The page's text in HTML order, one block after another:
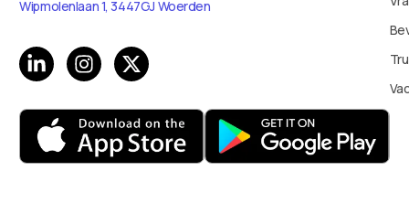
Wipmolenlaan 1, 3447GJ Woerden